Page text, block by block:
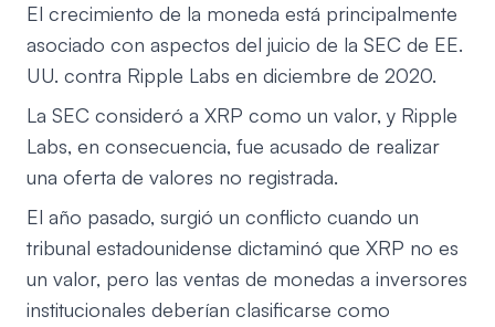
El crecimiento de la moneda está principalmente
asociado con aspectos del juicio de la SEC de EE.
UU. contra Ripple Labs en diciembre de 2020.
La SEC consideró a XRP como un valor, y Ripple
Labs, en consecuencia, fue acusado de realizar
una oferta de valores no registrada.
El año pasado, surgió un conflicto cuando un
tribunal estadounidense dictaminó que XRP no es
un valor, pero las ventas de monedas a inversores
institucionales deberían clasificarse como